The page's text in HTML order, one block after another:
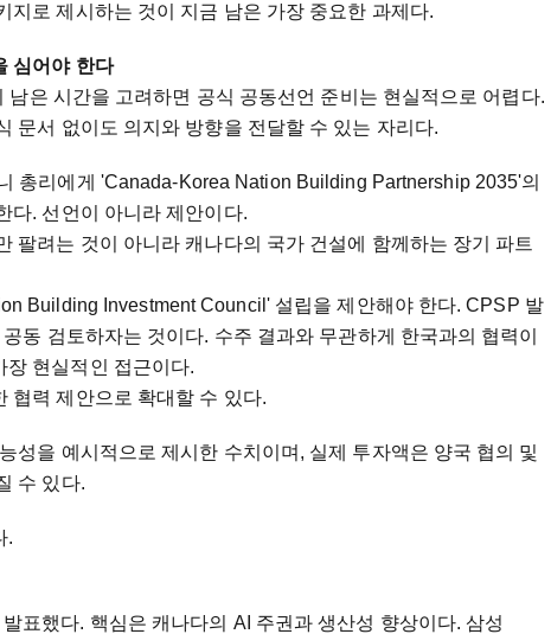
지로 제시하는 것이 지금 남은 가장 중요한 과제다.
심어야 한다
은 시간을 고려하면 공식 공동선언 준비는 현실적으로 어렵다.
문서 없이도 의지와 방향을 전달할 수 있는 자리다.
총리에게 'Canada-Korea Nation Building Partnership 2035'의
다. 선언이 아니라 제안이다.
팔려는 것이 아니라 캐나다의 국가 건설에 함께하는 장기 파트
Building Investment Council' 설립을 제안해야 한다. CPSP 발
동 검토하자는 것이다. 수주 결과와 무관하게 한국과의 협력이
장 현실적인 접근이다.
협력 제안으로 확대할 수 있다.
성을 예시적으로 제시한 수치이며, 실제 투자액은 양국 협의 및
수 있다.
.
표했다. 핵심은 캐나다의 AI 주권과 생산성 향상이다. 삼성